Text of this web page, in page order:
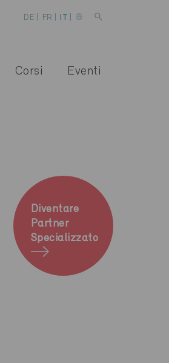
DE FR IT
Corsi Eventi
Diventare
Partner
Specializzato